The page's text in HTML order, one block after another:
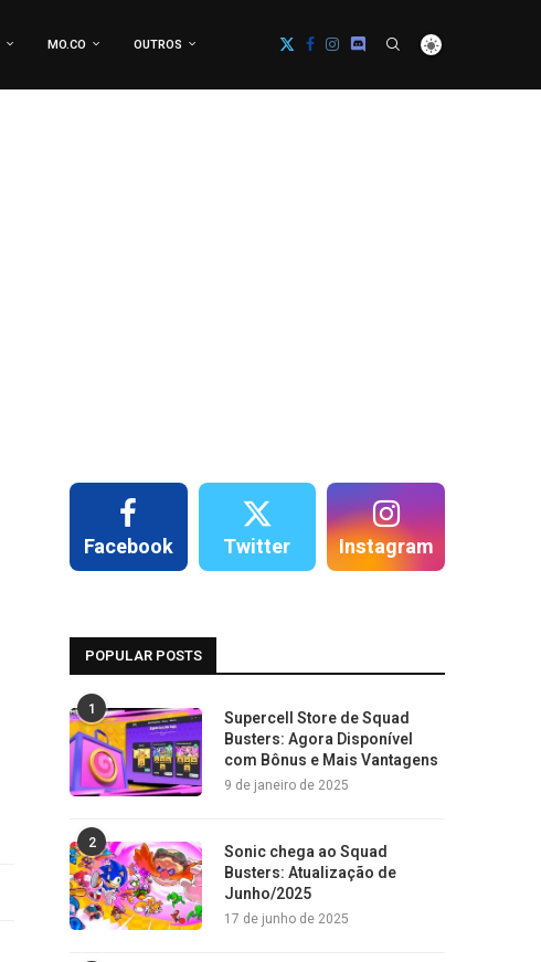
MO.CO OUTROS
Facebook Twitter Instagram
POPULAR POSTS
1
Supercell Store de Squad
Busters: Agora Disponível
com Bônus e Mais Vantagens
9 de janeiro de 2025
2
Sonic chega ao Squad
Busters: Atualização de
Junho/2025
17 de junho de 2025